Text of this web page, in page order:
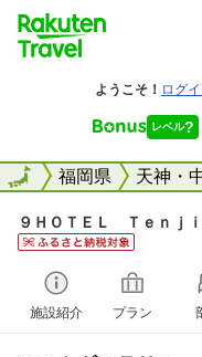
全国福岡県 天神・
全国
９ＨＯＴＥＬ Ｔｅｎｊ
施設紹介 プラン